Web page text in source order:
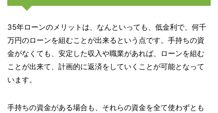
35年ローンのメリットは、なんといっても、低金利で、何千
万円のローンを組むことが出来るという点です。手持ちの資
金がなくても、安定した収入や職業があれば、ローンを組む
ことが出来て、計画的に返済をしていくことが可能となって
います。
手持ちの資金がある場合も、それらの資金を全て使わずとも